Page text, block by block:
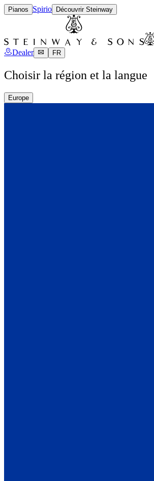
Pianos Spirio Découvrir Steinway
Dealer FR
Choisir la région et la langue
Europe